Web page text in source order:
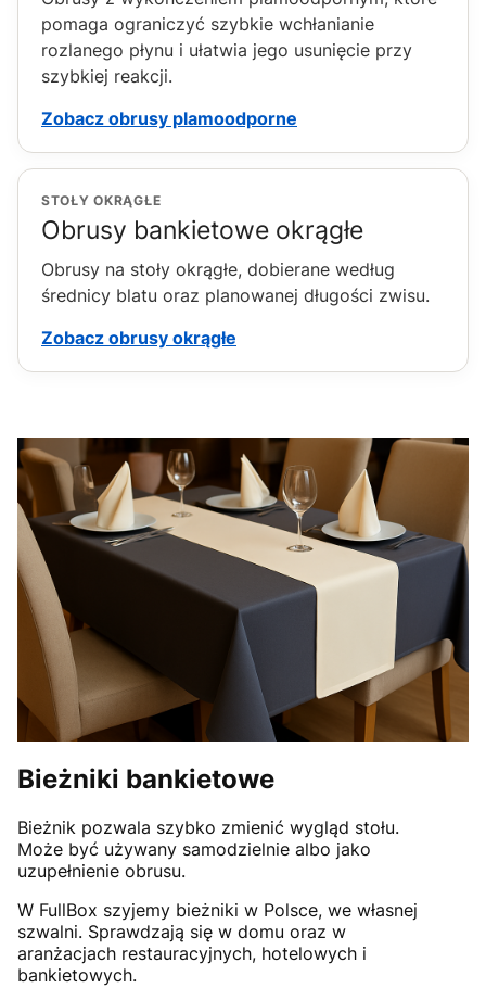
pomaga ograniczyć szybkie wchłanianie
rozlanego płynu i ułatwia jego usunięcie przy
szybkiej reakcji.
Zobacz obrusy plamoodporne
STOŁY OKRĄGŁE
Obrusy bankietowe okrągłe
Obrusy na stoły okrągłe, dobierane według
średnicy blatu oraz planowanej długości zwisu.
Zobacz obrusy okrągłe
Bieżniki bankietowe
Bieżnik pozwala szybko zmienić wygląd stołu.
Może być używany samodzielnie albo jako
uzupełnienie obrusu.
W FullBox szyjemy bieżniki w Polsce, we własnej
szwalni. Sprawdzają się w domu oraz w
aranżacjach restauracyjnych, hotelowych i
bankietowych.